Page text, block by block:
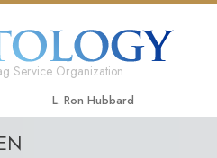
Service Organization
L. Ron Hubbard